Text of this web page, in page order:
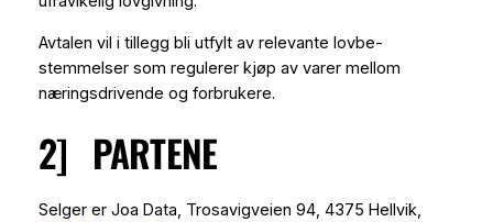
Avtalen vil i tillegg bli utfylt av relevante lovbe-
stemmelser som regulerer kjøp av varer mellom
næringsdrivende og forbrukere.
2] PARTENE
Selger er Joa Data, Trosavigveien 94, 4375 Hellvik,